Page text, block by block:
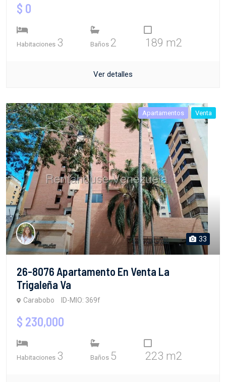
$ 0
Habitaciones 3 Baños 2 189 m2
Ver detalles
Apartamentos Venta
33
26-8076 Apartamento En Venta La
Trigaleña Va
Carabobo ID-MIO: 369f
$ 230,000
Habitaciones 3 Baños 5 223 m2